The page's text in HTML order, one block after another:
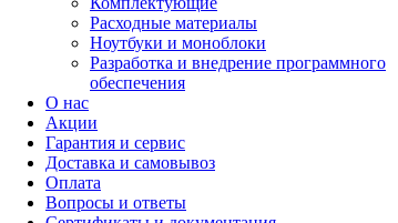
Расходные материалы
Ноутбуки и моноблоки
Разработка и внедрение программного
обеспечения
О нас
Акции
Гарантия и сервис
Доставка и самовывоз
Оплата
Вопросы и ответы